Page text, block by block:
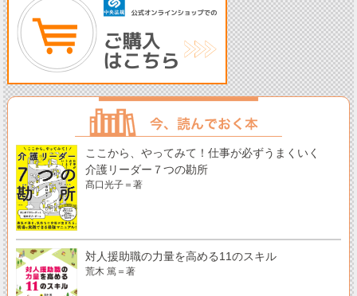
ここから、やってみて！仕事が必ずうまくいく
介護リーダー７つの勘所
髙口光子＝著
対人援助職の力量を高める11のスキル
荒木 篤＝著